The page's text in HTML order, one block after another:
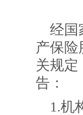
经国
产保
关规
告：
1.机